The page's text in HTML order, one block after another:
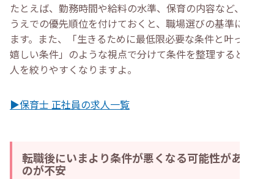
たとえば、勤務時間や給料の水準、保育の内容など、働く
うえでの優先順位を付けておくと、職場選びの基準になり
ます。また、「生きるために最低限必要な条件と叶ったら
嬉しい条件」のような視点で分けて条件を整理すると、求
人を絞りやすくなりますよ。
▶保育士 正社員の求人一覧
転職後にいまより条件が悪くなる可能性がある
のが不安